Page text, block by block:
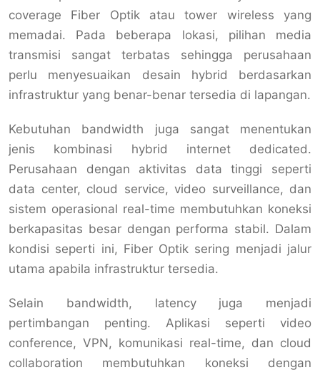
coverage Fiber Optik atau tower wireless yang
memadai. Pada beberapa lokasi, pilihan media
transmisi sangat terbatas sehingga perusahaan
perlu menyesuaikan desain hybrid berdasarkan
infrastruktur yang benar-benar tersedia di lapangan.
Kebutuhan bandwidth juga sangat menentukan
jenis kombinasi hybrid internet dedicated.
Perusahaan dengan aktivitas data tinggi seperti
data center, cloud service, video surveillance, dan
sistem operasional real-time membutuhkan koneksi
berkapasitas besar dengan performa stabil. Dalam
kondisi seperti ini, Fiber Optik sering menjadi jalur
utama apabila infrastruktur tersedia.
Selain bandwidth, latency juga menjadi
pertimbangan penting. Aplikasi seperti video
conference, VPN, komunikasi real-time, dan cloud
collaboration membutuhkan koneksi dengan